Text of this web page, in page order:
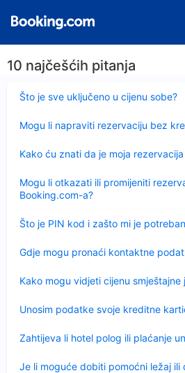
10 najčešćih pitanja
Što je sve uključeno u cijenu sobe?
Sažeto
Mogu li napraviti rezervaciju bez
Kako ću znati da je moja
Mogu li otkazati ili promijeniti
Booking.com-a?
Što je PIN kod i zašto mi je
Sažeto
Gdje mogu pronaći kontaktne
Kako mogu vidjeti cijenu smještajne
Unosim podatke svoje kreditne
Zahtijeva li hotel polog ili plaćanje
Je li moguće dobiti pomoćni ležaj ili